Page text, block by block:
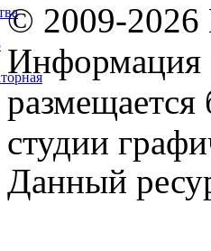
© 2009-2026
Информация
студии
Данный